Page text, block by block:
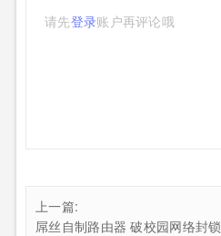
请先登录账户再评论哦
上一篇:
屌丝自制路由器 破校园网络封锁